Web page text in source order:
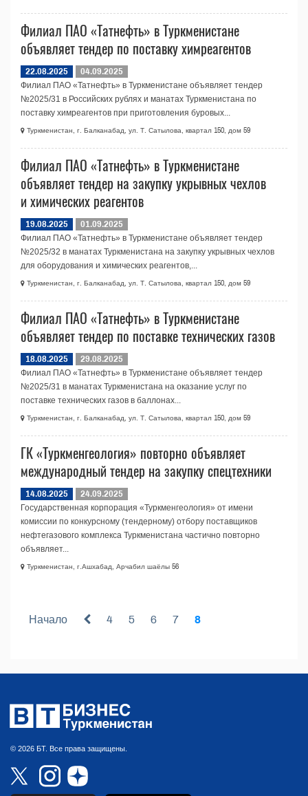
Филиал ПАО «Татнефть» в Туркменистане
объявляет тендер по поставку химреагентов
22.08.2025
04.09.2025
Филиал ПАО «Татнефть» в Туркменистане объявляет тендер
№2025/31 в Российских рублях и манатах Туркменистана по
поставку химреагентов при приготовления буровых...
Туркменистан, г. Балканабад, ул. Т. Сатылова, квартал 150, дом 59
Филиал ПАО «Татнефть» в Туркменистане
объявляет тендер на закупку укрывных чехлов
и химических реагентов
19.08.2025
01.09.2025
Филиал ПАО «Татнефть» в Туркменистане объявляет тендер
№2025/32 в манатах Туркменистана на закупку укрывных чехлов
для оборудования и химических реагентов,...
Туркменистан, г. Балканабад, ул. Т. Сатылова, квартал 150, дом 59
Филиал ПАО «Татнефть» в Туркменистане
объявляет тендер по поставке технических газов
18.08.2025
29.08.2025
Филиал ПАО «Татнефть» в Туркменистане объявляет тендер
№2025/31 в манатах Туркменистана на оказание услуг по
поставке технических газов в баллонах...
Туркменистан, г. Балканабад, ул. Т. Сатылова, квартал 150, дом 59
ГК «Туркменгеология» повторно объявляет
международный тендер на закупку спецтехники
14.08.2025
24.09.2025
Государственная корпорация «Туркменгеология» от имени
комиссии по конкурсному (тендерному) отбору поставщиков
нефтегазового комплекса Туркменистана частично повторно
объявляет...
Туркменистан, г.Ашхабад, Арчабил шаёлы 56
Начало 4 5 6 7 8
© 2026 БТ. Все права защищены.